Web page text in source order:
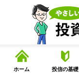
ホーム 投信の基礎